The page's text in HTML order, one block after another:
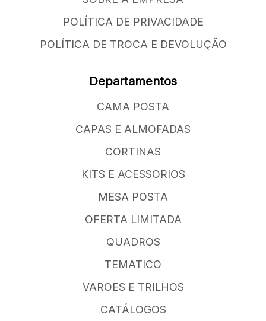
POLÍTICA DE PRIVACIDADE
POLÍTICA DE TROCA E DEVOLUÇÃO
Departamentos
CAMA POSTA
CAPAS E ALMOFADAS
CORTINAS
KITS E ACESSORIOS
MESA POSTA
OFERTA LIMITADA
QUADROS
TEMATICO
VAROES E TRILHOS
CATÁLOGOS